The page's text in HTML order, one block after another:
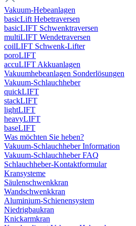
Vakuum-Hebeanlagen
basicLift Hebetraversen
basicLIFT Schwenktraversen
multiLIFT Wendetraversen
coilLIFT Schwenk-Lifter
poroLIFT
accuLIFT Akkuanlagen
Vakuumhebeanlagen Sonderlösungen
Vakuum-Schlauchheber
quickLIFT
stackLIFT
lightLIFT
heavyLIFT
baseLIFT
Was möchten Sie heben?
Vakuum-Schlauchheber Information
Vakuum-Schlauchheber FAQ
Schlauchheber-Kontaktformular
Kransysteme
Säulenschwenkkran
Wandschwenkkran
Aluminium-Schienensystem
Niedrigbaukran
Knickarmkran